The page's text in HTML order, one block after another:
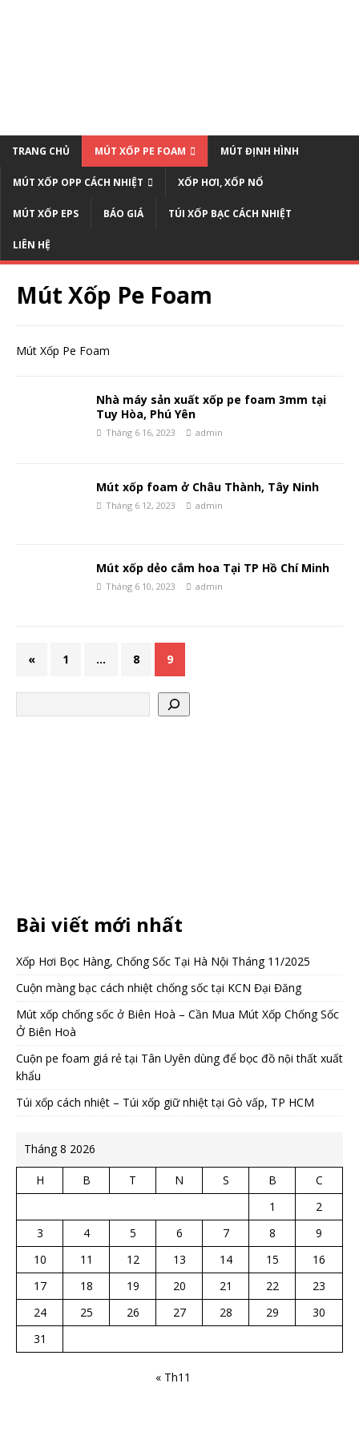
TRANG CHỦ MÚT XỐP PE FOAM MÚT ĐỊNH HÌNH
MÚT XỐP OPP CÁCH NHIỆT XỐP HƠI, XỐP NỔ
MÚT XỐP EPS BÁO GIÁ TÚI XỐP BẠC CÁCH NHIỆT
LIÊN HỆ
Mút Xốp Pe Foam
Mút Xốp Pe Foam
Nhà máy sản xuất xốp pe foam 3mm tại
Tuy Hòa, Phú Yên
Tháng 6 16, 2023 admin
Mút xốp foam ở Châu Thành, Tây Ninh
Tháng 6 12, 2023 admin
Mút xốp dẻo cắm hoa Tại TP Hồ Chí Minh
Tháng 6 10, 2023 admin
« 1 … 8 9
Bài viết mới nhất
Xốp Hơi Bọc Hàng, Chống Sốc Tại Hà Nội Tháng 11/2025
Cuộn màng bạc cách nhiệt chống sốc tại KCN Đại Đăng
Mút xốp chống sốc ở Biên Hoà – Cần Mua Mút Xốp Chống Sốc
Ở Biên Hoà
Cuộn pe foam giá rẻ tại Tân Uyên dùng để bọc đồ nội thất xuất
khẩu
Túi xốp cách nhiệt – Túi xốp giữ nhiệt tại Gò vấp, TP HCM
Tháng 8 2026
H B T N S B
C
1
2
3
4 5 6 7 8
9
10
11 12 13 14 15
16
17
18 19 20 21 22
23
24
25 26 27 28 29
30
31
« Th11